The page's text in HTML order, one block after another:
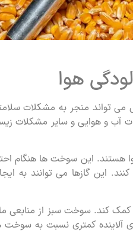
هوا
تواند منجر به مشکلات
آب و هوایی و سایر مشکلات
هستند. این سوخت ها هنگام
این گازها می توانند به
کند. سوخت سبز از منابعی
آلاینده کمتری نسبت به